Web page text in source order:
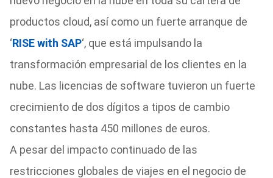
productos cloud, así como un fuerte arranque de
‘RISE with SAP‘, que está impulsando la
transformación empresarial de los clientes en la
nube. Las licencias de software tuvieron un fuerte
crecimiento de dos dígitos a tipos de cambio
constantes hasta 450 millones de euros.
A pesar del impacto continuado de las
restricciones globales de viajes en el negocio de